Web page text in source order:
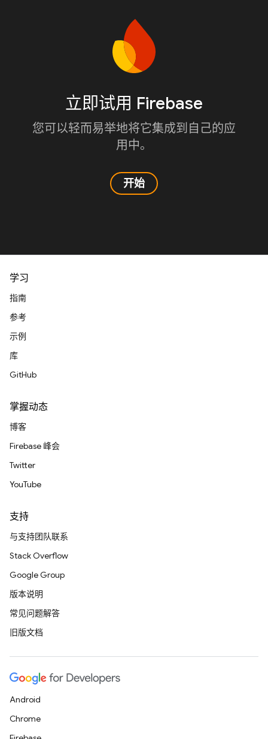
立即试用 Firebase
您可以轻而易举地将它集成到自己的应
用中。
开始
学习
指南
参考
示例
库
GitHub
掌握动态
博客
Firebase 峰会
Twitter
YouTube
支持
与支持团队联系
Stack Overflow
Google Group
版本说明
常见问题解答
旧版文档
Android
Chrome